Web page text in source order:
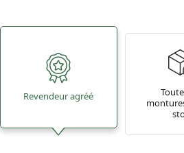
Revendeur agréé